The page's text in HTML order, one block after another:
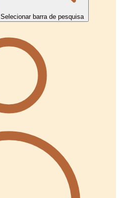
Selecionar barra de pesquisa